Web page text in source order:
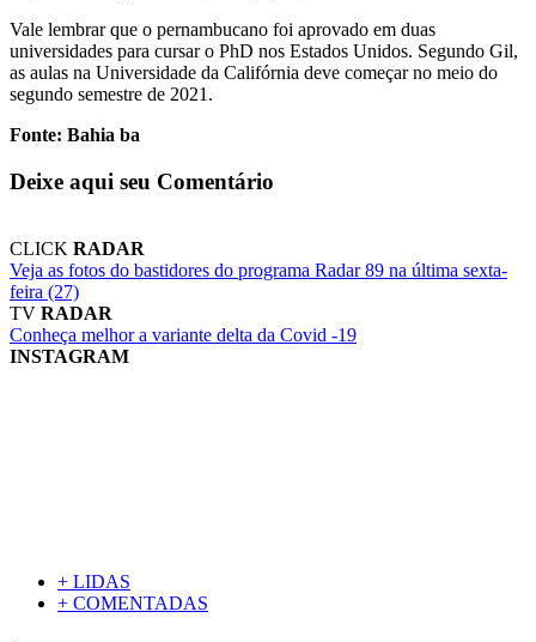
Vale lembrar que o pernambucano foi aprovado em duas
universidades para cursar o PhD nos Estados Unidos. Segundo Gil,
as aulas na Universidade da Califórnia deve começar no meio do
segundo semestre de 2021.
Fonte: Bahia ba
Deixe aqui seu Comentário
CLICK RADAR
Veja as fotos do bastidores do programa Radar 89 na última sexta-
feira (27)
TV RADAR
Conheça melhor a variante delta da Covid -19
INSTAGRAM
+ LIDAS
+ COMENTADAS